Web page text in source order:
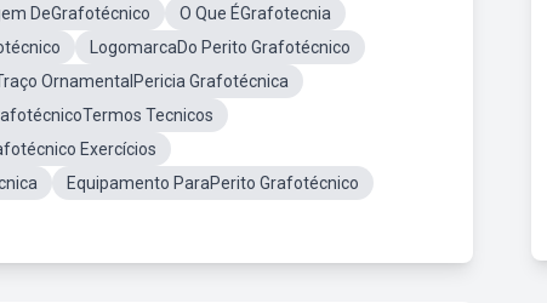
DeGrafotécnico
O Que ÉGrafotecnia
LogomarcaDo Perito Grafotécnico
OrnamentalPericia Grafotécnica
Tecnicos
Exercícios
Equipamento ParaPerito Grafotécnico